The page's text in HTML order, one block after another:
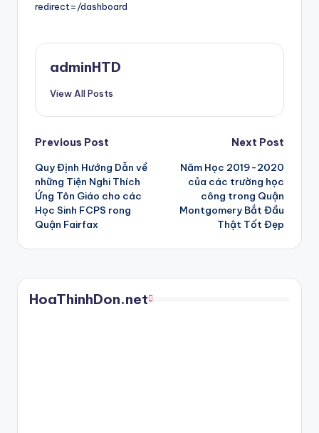
redirect=/dashboard
adminHTD
View All Posts
Post
navigation
Previous Post
Quy Định Hướng Dẫn về
những Tiện Nghi Thích
Ứng Tôn Giáo cho các
Học Sinh FCPS rong
Quận Fairfax
Next Post
Năm Học 2019-2020
của các trường học
công trong Quận
Montgomery Bắt Đầu
Thật Tốt Đẹp
HoaThinhDon.net